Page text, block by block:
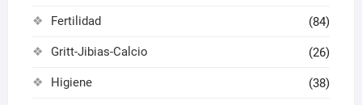
Fertilidad (84)
Gritt-Jibias-Calcio (26)
Higiene (38)